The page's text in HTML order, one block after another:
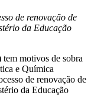
de renovação de
da Educação
motivos de sobra
e Química
de renovação de
da Educação